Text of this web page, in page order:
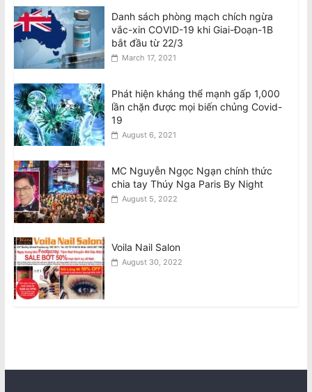
Danh sách phòng mạch chích ngừa
vắc-xin COVID-19 khi Giai-Đoạn-1B
bắt đầu từ 22/3
March 17, 2021
Phát hiện kháng thể mạnh gấp 1,000
lần chặn được mọi biến chủng Covid-
19
August 6, 2021
MC Nguyễn Ngọc Ngạn chính thức
chia tay Thúy Nga Paris By Night
August 5, 2022
Voila Nail Salon
August 30, 2022